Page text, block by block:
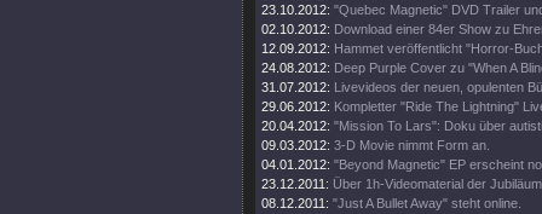
23.10.2012: "Quebec Magnetic" DVD Trailer
02.10.2012: Download einer 84er Show zu
12.09.2012: Hammet veröffentlicht "Horror-
24.08.2012: Deep Purple Cover zu "When A
31.07.2012: Livevideos der neuen, opulenten
29.06.2012: Kompletter "Ride The Lightning"
20.04.2012: "Mission To Lars": Doku über
09.03.2012: 3-D Movie nimmt Form an.
04.01.2012: "Beyond Magnetic" EP erscheint
23.12.2011: Über 1h-Videomaterial der
08.12.2011: "Just A Bullet Away" steht online.